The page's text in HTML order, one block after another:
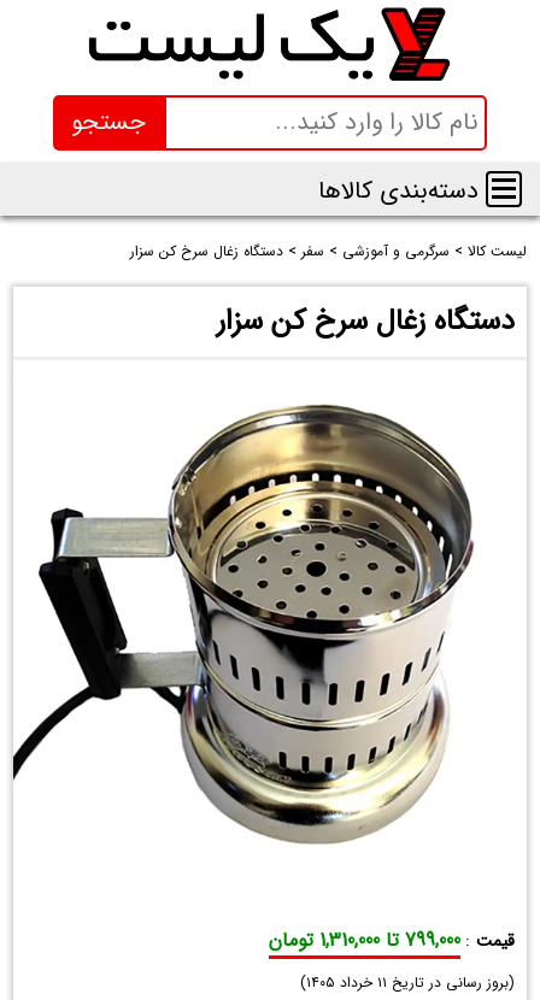
جستجو
دسته‌بندی کالاها
لیست کالا > سرگرمی و آموزشی > سفر >دستگاه زغال سرخ کن سزار
دستگاه زغال سرخ کن سزار
قیمت
دستگاه
زغال
: 799,000 تا 1,310,000 تومان
(بروز رسانی در تاریخ ۱۱ خرداد ۱۴۰۵ )